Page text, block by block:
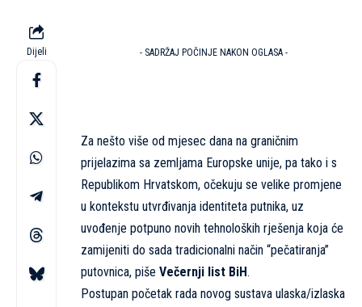
Dijeli - SADRŽAJ POČINJE NAKON OGLASA -
Za nešto više od mjesec dana na graničnim
prijelazima sa zemljama Europske unije, pa tako i s
Republikom Hrvatskom, očekuju se velike promjene
u kontekstu utvrđivanja identiteta putnika, uz
uvođenje potpuno novih tehnoloških rješenja koja će
zamijeniti do sada tradicionalni način “pečatiranja”
putovnica, piše Večernji list BiH.
Postupan početak rada novog sustava ulaska/izlaska